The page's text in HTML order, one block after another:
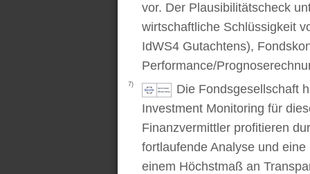
vor. Der Plausibilitätscheck
wirtschaftliche Schlüssigkeit
IdWS4 Gutachtens),
Performance/
7)
Die Fondsgesellschaft
Investment Monitoring für
Finanzvermittler profitieren
fortlaufende Analyse und
einem Höchstmaß an